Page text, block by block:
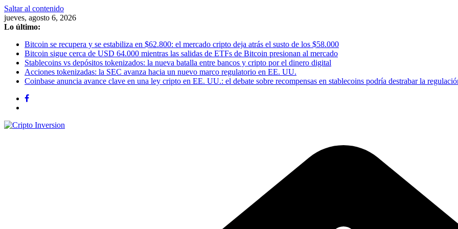
Saltar al contenido
jueves, agosto 6, 2026
Lo último:
Bitcoin se recupera y se estabiliza en $62.800: el mercado cripto deja atrás el susto de los $58.000
Bitcoin sigue cerca de USD 64.000 mientras las salidas de ETFs de Bitcoin presionan al mercado
Stablecoins vs depósitos tokenizados: la nueva batalla entre bancos y cripto por el dinero digital
Acciones tokenizadas: la SEC avanza hacia un nuevo marco regulatorio en EE. UU.
Coinbase anuncia avance clave en una ley cripto en EE. UU.: el debate sobre recompensas en stablecoins podría destrabar la